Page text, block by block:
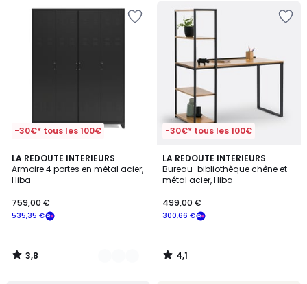
-30€* tous les 100€
LA REDOUTE INTERIEURS
Armoire 4 portes en métal acier,
Hiba
535,35 €
759,00 €
3,8
/ 5
3
Couleurs
3,8
/
-30€* tous les 100€
LA REDOUTE INTERIEURS
Bureau-bibliothèque chêne et
métal acier, Hiba
300,66 €
499,00 €
4,1
/ 5
4,1
/